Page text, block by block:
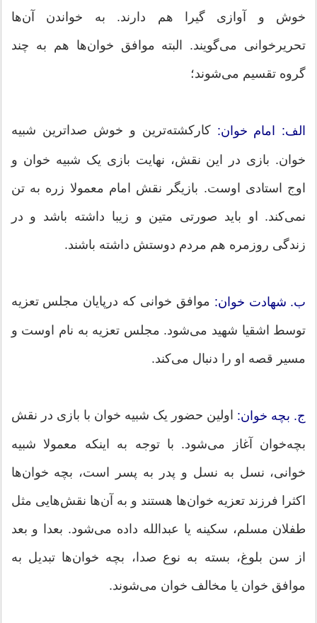
خوش و آوازی گیرا هم دارند. به خواندن آن‌ها
تحریرخوانی می‌گویند. البته موافق خوان‌ها هم به چند
گروه تقسیم می‌شوند؛
الف: امام خوان: کارکشته‌ترین و خوش صداترین شبیه
خوان. بازی در این نقش، ‌نهایت بازی یک شبیه خوان و
اوج استادی اوست. بازیگر نقش امام معمولا زره به تن
نمی‌کند. او باید صورتی متین و زیبا داشته باشد و در
زندگی روزمره هم مردم دوستش داشته باشند.
ب. شهادت خوان: موافق خوانی که درپایان مجلس تعزیه
توسط اشقیا شهید می‌شود. مجلس تعزیه به نام اوست و
مسیر قصه او را دنبال می‌کند.
ج. بچه خوان: اولین حضور یک شبیه خوان با بازی در نقش
بچه‌خوان آغاز می‌شود. با توجه به اینکه معمولا شبیه
خوانی، نسل به نسل و پدر به پسر است، بچه خوان‌ها
اکثرا فرزند تعزیه خوان‌ها هستند و به آن‌ها نقش‌هایی مثل
طفلان مسلم، سکینه یا عبدالله داده می‌شود. بعدا و بعد
از سن بلوغ، بسته به نوع صدا، بچه خوان‌ها تبدیل به
موافق خوان یا مخالف خوان می‌شوند.